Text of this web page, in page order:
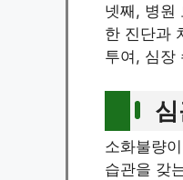
넷째, 병원
한 진단과
투여, 심장
소화불량
습관을 갖